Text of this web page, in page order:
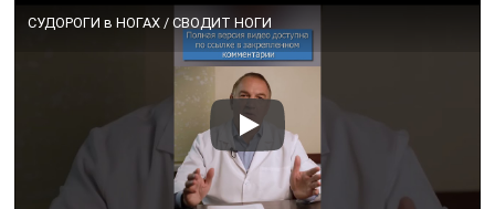
СУДОРОГИ в НОГАХ / СВОДИТ НОГИ